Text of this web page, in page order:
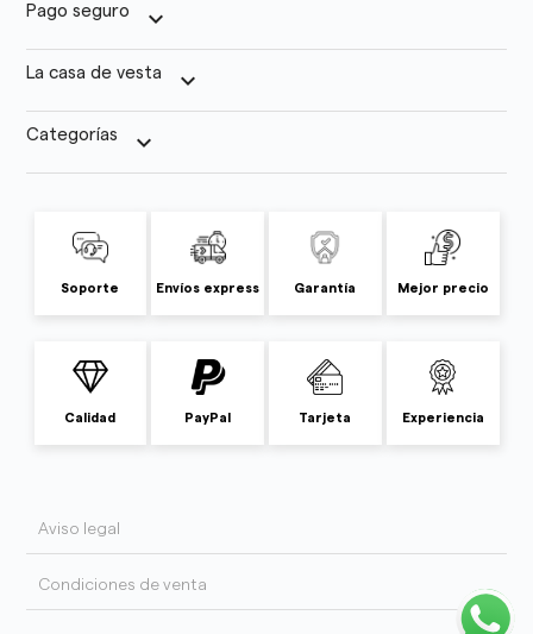
Pago seguro keyboard_arrow_down
La casa de vesta keyboard_arrow_down
Categorías keyboard_arrow_down
Soporte Envíos express Garantía Mejor precio
Calidad PayPal Tarjeta Experiencia
Aviso legal
Condiciones de venta